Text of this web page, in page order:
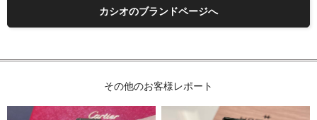
カシオのブランドページへ
その他のお客様レポート